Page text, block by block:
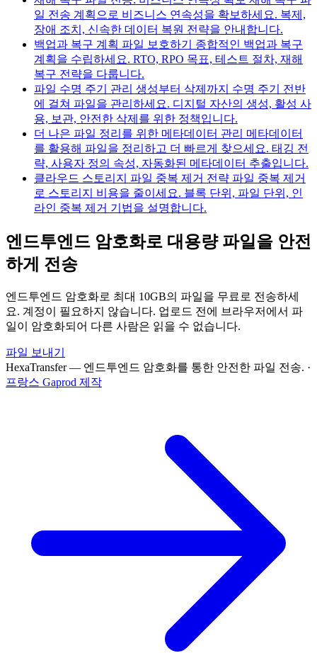
일 전송 계획으로 비즈니스 연속성을 확보하세요. 복제,
장애 조치, 신속한 데이터 복원 전략을 안내합니다.
백업과 복구 계획 파일 보호하기
종합적인 백업과 복구
계획을 수립하세요. RTO, RPO 목표, 테스트 절차, 재해
복구 전략을 다룹니다.
파일 수명 주기 관리 생성부터 삭제까지
수명 주기 전반
에 걸쳐 파일을 관리하세요. 디지털 자산의 생성, 활성 사
용, 보관, 안전한 삭제를 위한 정책입니다.
더 나은 파일 정리를 위한 메타데이터 관리 메타데이터
를 활용해 파일을 정리하고 더 빠르게 찾으세요. 태깅 전
략, 사용자 정의 속성, 자동화된 메타데이터 추출입니다.
클라우드 스토리지 파일 중복 제거 전략 파일 중복 제거
로 스토리지 비용을 줄이세요. 블록 단위, 파일 단위, 인
라인 중복 제거 기법을 설명합니다.
엔드투엔드 암호화로 대용량 파일을 안전
하게 전송
엔드투엔드 암호화로 최대 10GB의 파일을 무료로 전송하세
요. 계정이 필요하지 않습니다. 업로드 전에 브라우저에서 파
일이 암호화되어 다른 사람은 읽을 수 없습니다.
파일 보내기
HexaTransfer — 엔드투엔드 암호화를 통한 안전한 파일 전송. ·
프랑스 Gaprod 제작